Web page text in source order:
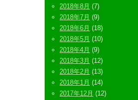
2018年8月 (7)
2018年7月 (9)
2018年6月 (18)
2018年5月 (10)
2018年4月 (9)
2018年3月 (12)
2018年2月 (13)
2018年1月 (14)
2017年12月 (12)